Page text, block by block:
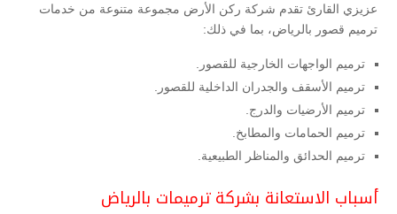
عزيزي القارئ تقدم شركة ركن الأرض مجموعة متنوعة من خدمات
ترميم قصور بالرياض، بما في ذلك:
ترميم الواجهات الخارجية للقصور.
ترميم الأسقف والجدران الداخلية للقصور.
ترميم الأرضيات والدرج.
ترميم الحمامات والمطابخ.
ترميم الحدائق والمناظر الطبيعية.
أسباب الاستعانة بشركة ترميمات بالرياض